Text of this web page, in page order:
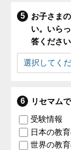
お子さま
い。いら
答ください
リセマム
受験情報
日本の教
世界の教